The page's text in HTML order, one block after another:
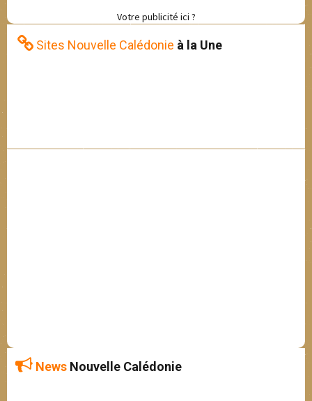
Votre publicité ici ?
Sites Nouvelle Calédonie à la Une
News Nouvelle Calédonie